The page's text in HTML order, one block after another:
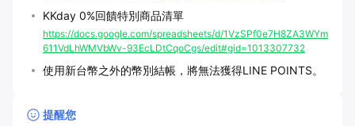
KKday 0%回饋特別商品清單
https://docs.google.com/spreadsheets/d/1VzSPf0e7H8ZA3WYm
611VdLhWMVbWv-93EcLDtCqoCgs/edit#gid=1013307732
使用新台幣之外的幣別結帳，將無法獲得LINE POINTS。
提醒您